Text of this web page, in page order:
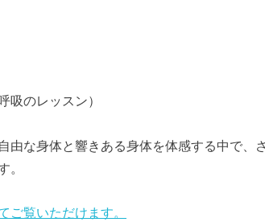
吸のレッスン）
由な身体と響きある身体を体感する中で、
。
ご覧いただけます。